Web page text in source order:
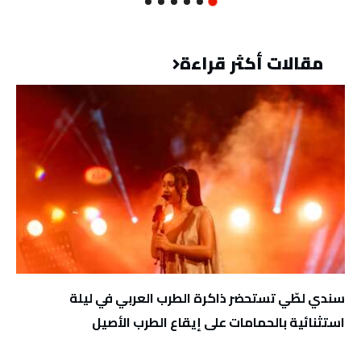
مقالات أكثر قراءة
سندي لطّي تستحضر ذاكرة الطرب العربي في ليلة
استثنائية بالحمامات على إيقاع الطرب الأصيل